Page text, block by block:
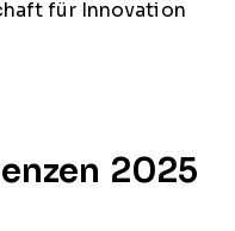
für Innovation
2025